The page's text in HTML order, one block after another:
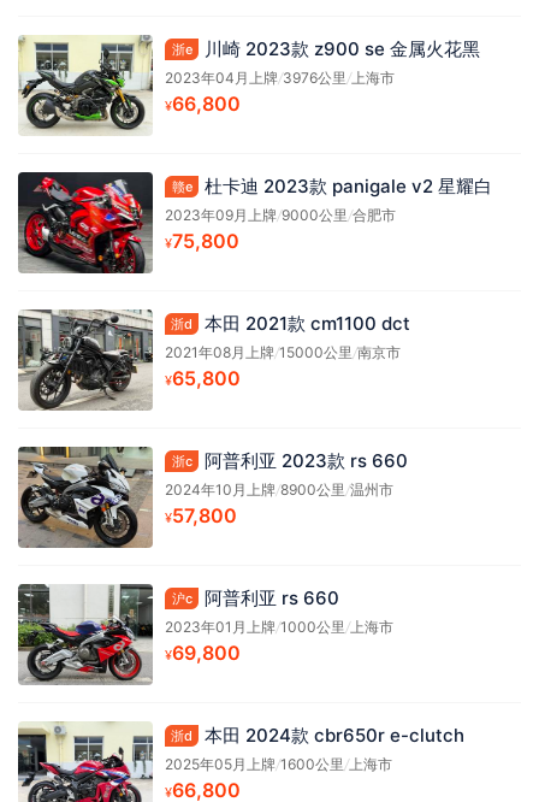
浙e 川崎 2023款 z900 se 金属火花黑
2023年04月上牌/3976公里 /上海市
¥66,800
赣e 杜卡迪 2023款 panigale v2 星耀白
2023年09月上牌/9000公里 /合肥市
¥75,800
浙d 本田 2021款 cm1100 dct
2021年08月上牌/15000公里 /南京市
¥65,800
浙c 阿普利亚 2023款 rs 660
2024年10月上牌/8900公里 /温州市
¥57,800
沪c 阿普利亚 rs 660
2023年01月上牌/1000公里 /上海市
¥69,800
浙d 本田 2024款 cbr650r e-clutch
2025年05月上牌/1600公里 /上海市
¥66,800